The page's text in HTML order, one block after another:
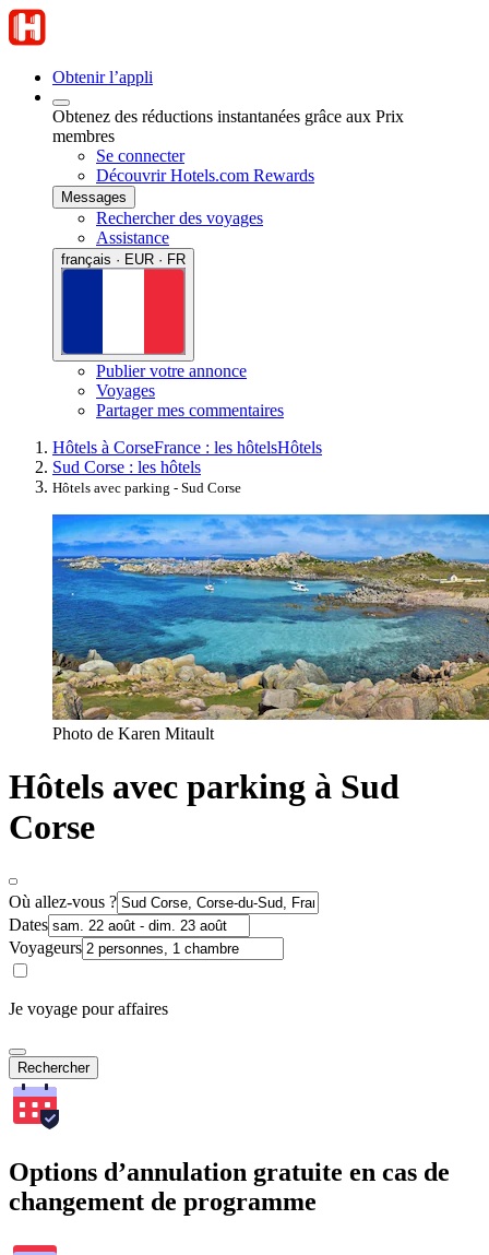
Obtenir l’appli
Obtenez des réductions instantanées grâce aux Prix
membres
Se connecter
Découvrir Hotels.com Rewards
Messages
Rechercher des voyages
Assistance
français · EUR · FR
Publier votre annonce
Voyages
Partager mes commentaires
Hôtels à CorseFrance : les hôtelsHôtels
Sud Corse : les hôtels
Hôtels avec parking - Sud Corse
Photo de Karen Mitault
Hôtels avec parking à Sud
Corse
Où allez-vous ?
Dates
Voyageurs
Je voyage pour affaires
Rechercher
Options d’annulation gratuite en cas de
changement de programme